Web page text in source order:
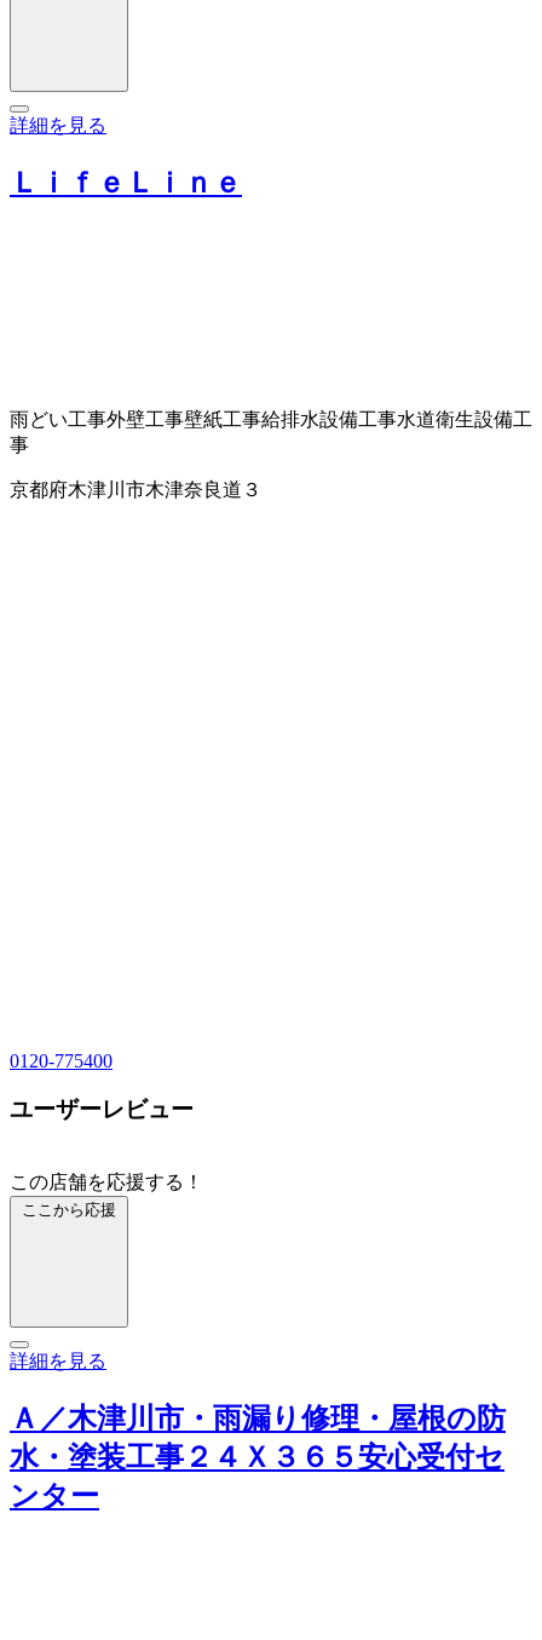
詳細を見る
ＬｉｆｅＬｉｎｅ
雨どい工事外壁工事壁紙工事給排水設備工事水道衛生設備工
事
京都府木津川市木津奈良道３
0120-775400
ユーザーレビュー
この店舗を応援する！
ここから応援
詳細を見る
Ａ／木津川市・雨漏り修理・屋根の防
水・塗装工事２４Ｘ３６５安心受付セ
ンター